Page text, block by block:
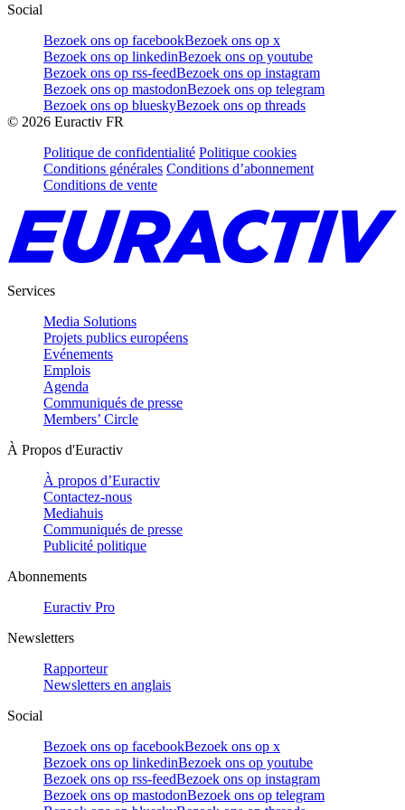
Social
Bezoek ons op facebookBezoek ons op x
Bezoek ons op linkedinBezoek ons op youtube
Bezoek ons op rss-feedBezoek ons op instagram
Bezoek ons op mastodonBezoek ons op telegram
Bezoek ons op blueskyBezoek ons op threads
© 2026 Euractiv FR
Politique de confidentialité Politique cookies
Conditions générales Conditions d’abonnement
Conditions de vente
Services
Media Solutions
Projets publics européens
Evénements
Emplois
Agenda
Communiqués de presse
Members’ Circle
À Propos d'Euractiv
À propos d’Euractiv
Contactez-nous
Mediahuis
Communiqués de presse
Publicité politique
Abonnements
Euractiv Pro
Newsletters
Rapporteur
Newsletters en anglais
Social
Bezoek ons op facebookBezoek ons op x
Bezoek ons op linkedinBezoek ons op youtube
Bezoek ons op rss-feedBezoek ons op instagram
Bezoek ons op mastodonBezoek ons op telegram